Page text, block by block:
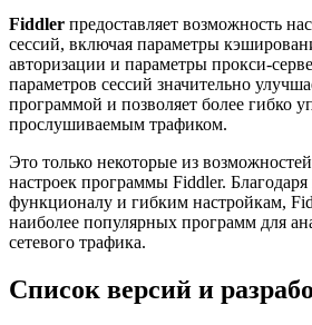
Fiddler предоставляет возможность
сессий, включая параметры
авторизации и параметры прокси-
параметров сессий значительно
программой и позволяет более гибко
прослушиваемым трафиком.
Это только некоторые из
настроек программы Fiddler.
функционалу и гибким настройкам,
наиболее популярных программ для
сетевого трафика.
Список версий и